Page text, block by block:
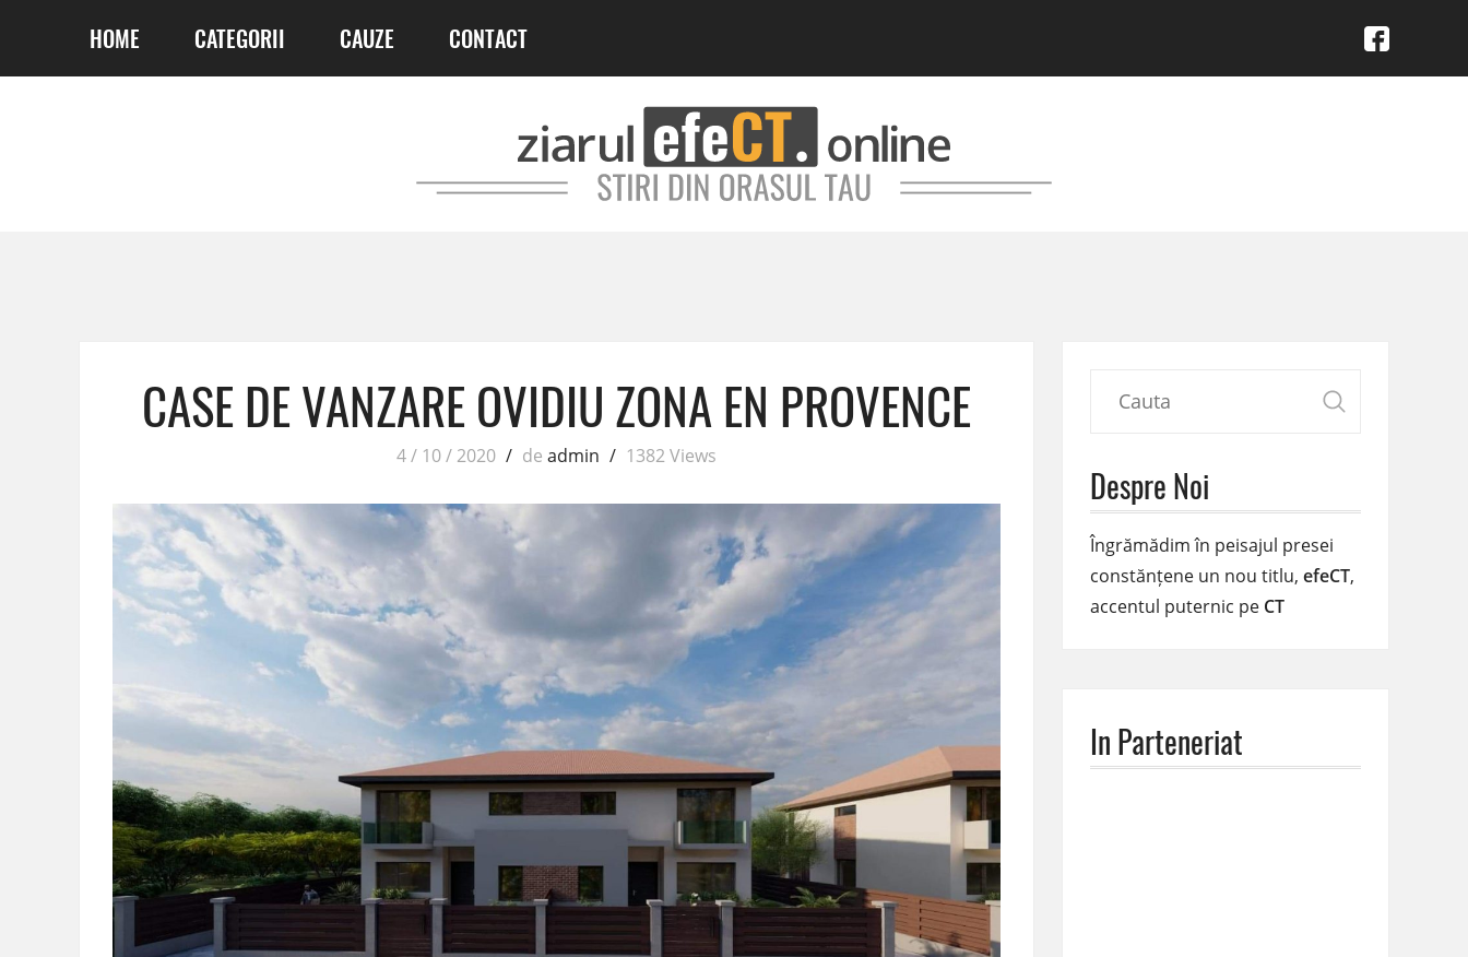
HOME CATEGORII CAUZE CONTACT
CASE DE VANZARE OVIDIU ZONA EN PROVENCE
4 / 10 / 2020 / de admin / 1382 Views
Despre Noi
Îngrămădim în peisajul presei
constănțene un nou titlu, efeCT,
accentul puternic pe CT
In Parteneriat